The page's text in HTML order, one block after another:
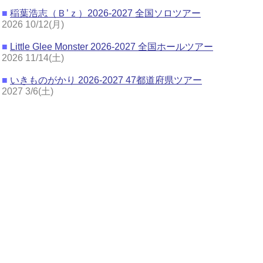
■ 稲葉浩志（Ｂ’ｚ）2026-2027 全国ソロツアー
2026 10/12(月)
■ Little Glee Monster 2026-2027 全国ホールツアー
2026 11/14(土)
■ いきものがかり 2026-2027 47都道府県ツアー
2027 3/6(土)